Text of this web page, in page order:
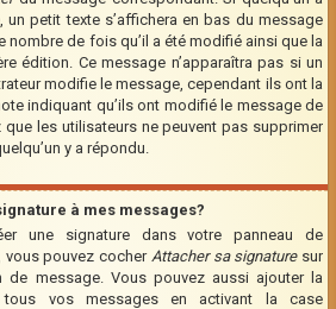
un petit texte s’affichera en bas du message
nombre de fois qu’il a été modifié ainsi que la
édition. Ce message n’apparaîtra pas si un
modifie le message, cependant ils ont la
indiquant qu’ils ont modifié le message de
que les utilisateurs ne peuvent pas supprimer
y a répondu.
à mes messages?
une signature dans votre panneau de
vous pouvez cocher Attacher sa signaturesur
de message. Vous pouvez aussi ajouter la
vos messages en activant la case